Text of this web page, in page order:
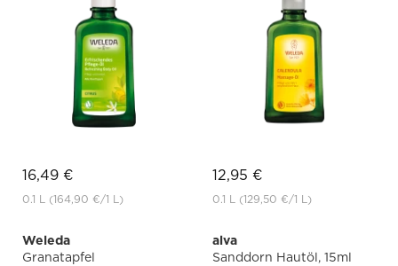
16,49 €
0.1 L (164,90 €/1 L)
12,95 €
0.1 L (129,50 €/1 L)
Weleda
Granatapfel
alva
Sanddorn Hautöl, 15ml